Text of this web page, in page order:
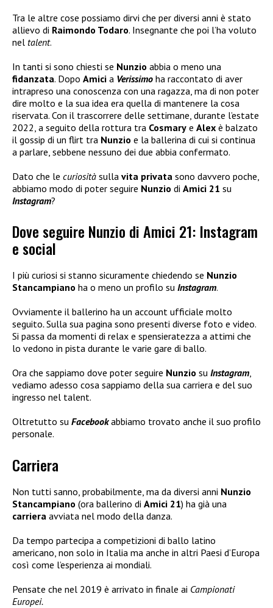
Tra le altre cose possiamo dirvi che per diversi anni è stato
allievo di Raimondo Todaro. Insegnante che poi l’ha voluto
nel talent.
In tanti si sono chiesti se Nunzio abbia o meno una
fidanzata. Dopo Amici a Verissimo ha raccontato di aver
intrapreso una conoscenza con una ragazza, ma di non poter
dire molto e la sua idea era quella di mantenere la cosa
riservata. Con il trascorrere delle settimane, durante l’estate
2022, a seguito della rottura tra Cosmary e Alex è balzato
il gossip di un flirt tra Nunzio e la ballerina di cui si continua
a parlare, sebbene nessuno dei due abbia confermato.
Dato che le curiosità sulla vita privata sono davvero poche,
abbiamo modo di poter seguire Nunzio di Amici 21 su
Instagram?
Dove seguire Nunzio di Amici 21: Instagram
e social
I più curiosi si stanno sicuramente chiedendo se Nunzio
Stancampiano ha o meno un profilo su Instagram.
Ovviamente il ballerino ha un account ufficiale molto
seguito.Sulla sua pagina sono presenti diverse foto e video.
Si passa da momenti di relax e spensieratezza a attimi che
lo vedono in pista durante le varie gare di ballo.
Ora che sappiamo dove poter seguire Nunzio su Instagram,
vediamo adesso cosa sappiamo della sua carriera e del suo
ingresso nel talent.
Oltretutto su Facebookabbiamo trovato anche il suo profilo
personale.
Carriera
Non tutti sanno, probabilmente, ma da diversi anni Nunzio
Stancampiano (ora ballerino di Amici 21) ha già una
carriera avviata nel modo della danza.
Da tempo partecipa a competizioni di ballo latino
americano, non solo in Italia ma anche in altri Paesi d’Europa
così come l’esperienza ai mondiali.
Pensate che nel 2019 è arrivato in finale ai Campionati
Europei.